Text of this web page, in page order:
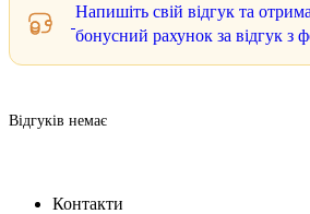
Напишіть свій відгук та
бонусний рахунок за відгук з
Відгуків немає
Контакти